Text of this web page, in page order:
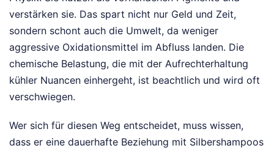
verstärken sie. Das spart nicht nur Geld und Zeit,
sondern schont auch die Umwelt, da weniger
aggressive Oxidationsmittel im Abfluss landen. Die
chemische Belastung, die mit der Aufrechterhaltung
kühler Nuancen einhergeht, ist beachtlich und wird oft
verschwiegen.
Wer sich für diesen Weg entscheidet, muss wissen,
dass er eine dauerhafte Beziehung mit Silbershampoos